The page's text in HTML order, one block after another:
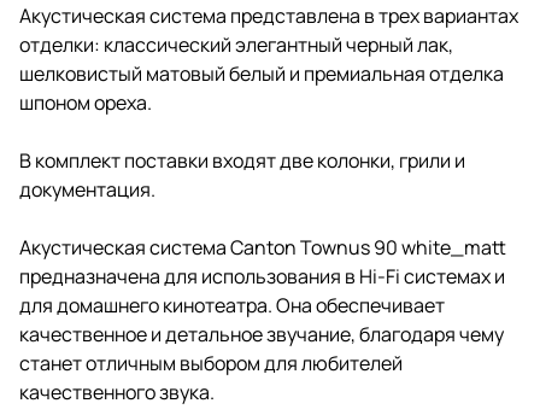
Акустическая система представлена в трех вариантах
отделки: классический элегантный черный лак,
шелковистый матовый белый и премиальная отделка
шпоном ореха.
В комплект поставки входят две колонки, грили и
документация.
Акустическая система Canton Townus 90 white_matt
предназначена для использования в Hi-Fi системах и
для домашнего кинотеатра. Она обеспечивает
качественное и детальное звучание, благодаря чему
станет отличным выбором для любителей
качественного звука.